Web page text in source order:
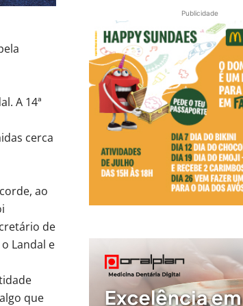
A 14ª
cerca
ao
de
Landal e
que
Publicidade